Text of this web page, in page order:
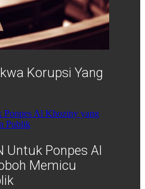
Korupsi Yang
Untuk Ponpes Al
Memicu